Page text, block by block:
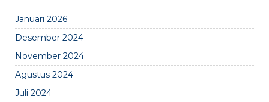
Januari 2026
Desember 2024
November 2024
Agustus 2024
Juli 2024